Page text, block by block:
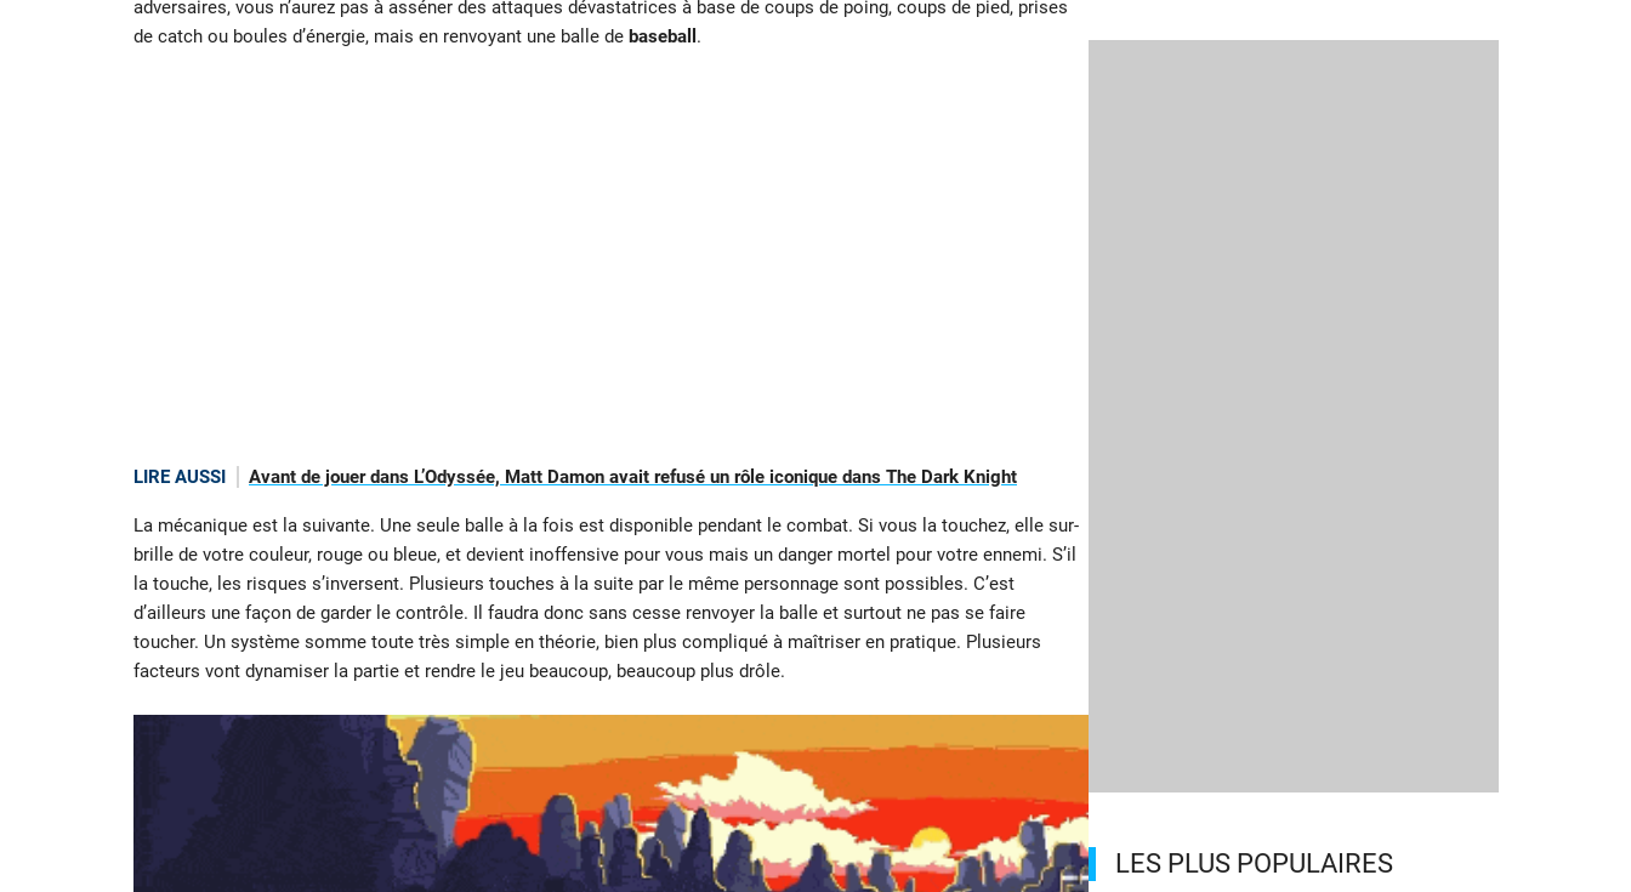
adversaires, vous n’aurez pas à asséner des attaques dévastatrices à base de coups de poing, coups de pied, prises
de catch ou boules d’énergie, mais en renvoyant une balle de baseball .
LIRE AUSSI Avant de jouer dans L’Odyssée, Matt Damon avait refusé un rôle iconique dans The Dark Knight
La mécanique est la suivante. Une seule balle à la fois est disponible pendant le combat. Si vous la touchez, elle sur-
brille de votre couleur, rouge ou bleue, et devient inoffensive pour vous mais un danger mortel pour votre ennemi. S’il
la touche, les risques s’inversent. Plusieurs touches à la suite par le même personnage sont possibles. C’est
d’ailleurs une façon de garder le contrôle. Il faudra donc sans cesse renvoyer la balle et surtout ne pas se faire
toucher. Un système somme toute très simple en théorie, bien plus compliqué à maîtriser en pratique. Plusieurs
facteurs vont dynamiser la partie et rendre le jeu beaucoup, beaucoup plus drôle.
LES PLUS POPULAIRES